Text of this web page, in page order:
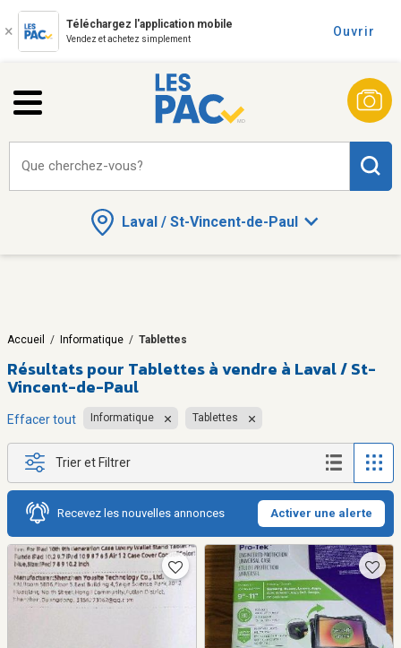
Téléchargez l'application mobile
Vendez et achetez simplement
Ouvrir
Laval / St-Vincent-de-Paul
Que cherchez-vous?
Accueil / Informatique / Tablettes
Résultats pour Tablettes à vendre à Laval / St-
Vincent-de-Paul
Effacer tout Informatique Tablettes
Trier et Filtrer
Recevez les nouvelles annonces Activer une alerte